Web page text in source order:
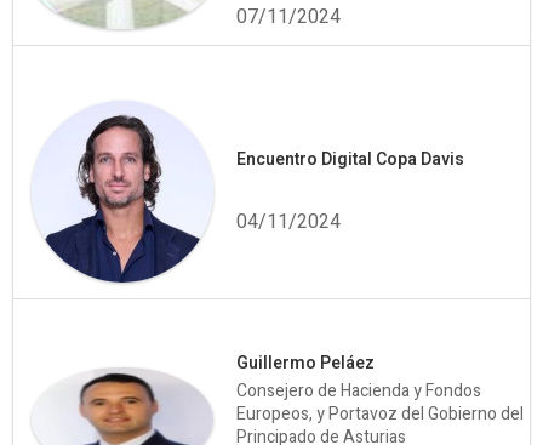
07/11/2024
Encuentro Digital Copa Davis
04/11/2024
Guillermo Peláez
Consejero de Hacienda y Fondos
Europeos, y Portavoz del Gobierno del
Principado de Asturias